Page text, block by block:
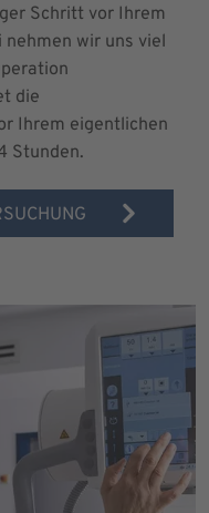
Schritt vor Ihrem
wir uns viel
die
Ihrem eigentlichen
Stunden.